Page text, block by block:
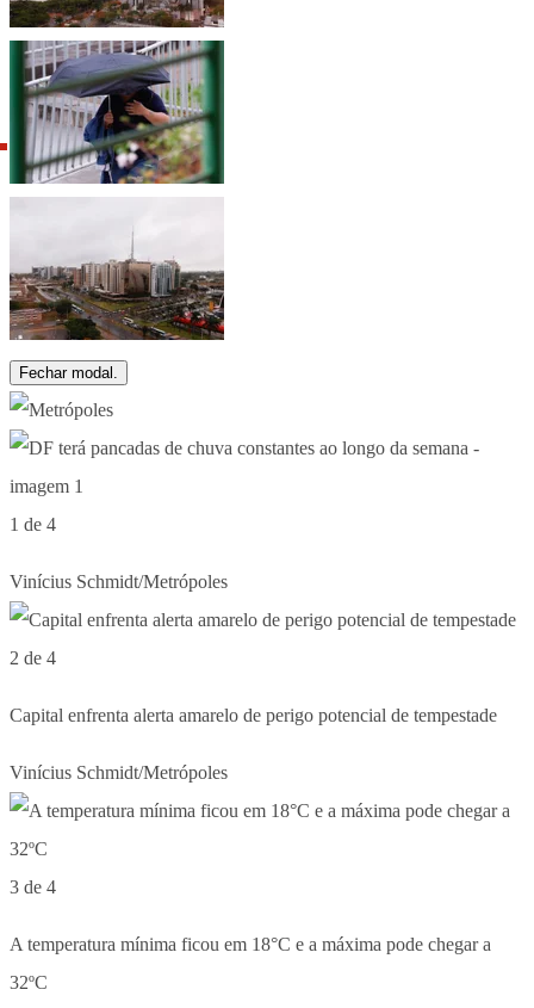
Fechar modal.
1 de 4
Vinícius Schmidt/Metrópoles
2 de 4
Capital enfrenta alerta amarelo de perigo potencial de tempestade
Vinícius Schmidt/Metrópoles
3 de 4
A temperatura mínima ficou em 18°C e a máxima pode chegar a
32ºC